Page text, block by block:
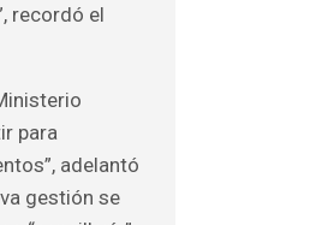
recordó el
para
adelantó
gestión se